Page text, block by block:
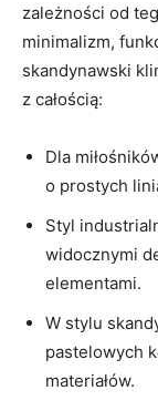
zależności od
minimalizm,
skandynawski
z całością:
Dla
o⁢ prostych
Styl
widocznymi
elementami.
W stylu
pastelowych⁢
materiałów.